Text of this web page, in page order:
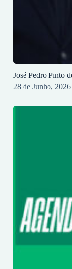
José Pedro Pinto
28 de Junho, 2026